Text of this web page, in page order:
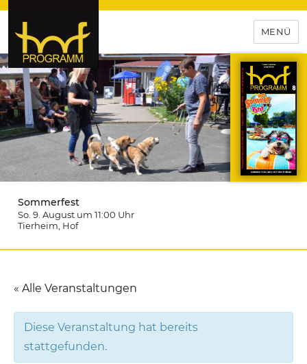
hof-programm – das
Veranstaltungsportal für
Hochfranken
MENÜ
Sommerfest
So. 9. August um 11:00 Uhr
Tierheim , Hof
« Alle Veranstaltungen
Diese Veranstaltung hat bereits
stattgefunden.